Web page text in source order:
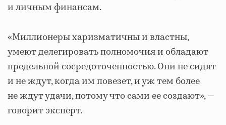
и личным финансам.
«Миллионеры харизматичны и властны,
умеют делегировать полномочия и обладают
предельной сосредоточенностью. Они не сидят
и не ждут, когда им повезет, и уж тем более
не ждут удачи, потому что сами ее создают», —
говорит эксперт.